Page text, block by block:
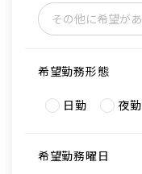
希望勤務形態
日勤 夜勤
希望勤務曜日